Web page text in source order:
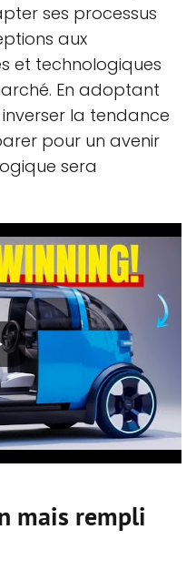
ses processus
aux
et technologiques
En adoptant
la tendance
pour un avenir
sera
mais rempli